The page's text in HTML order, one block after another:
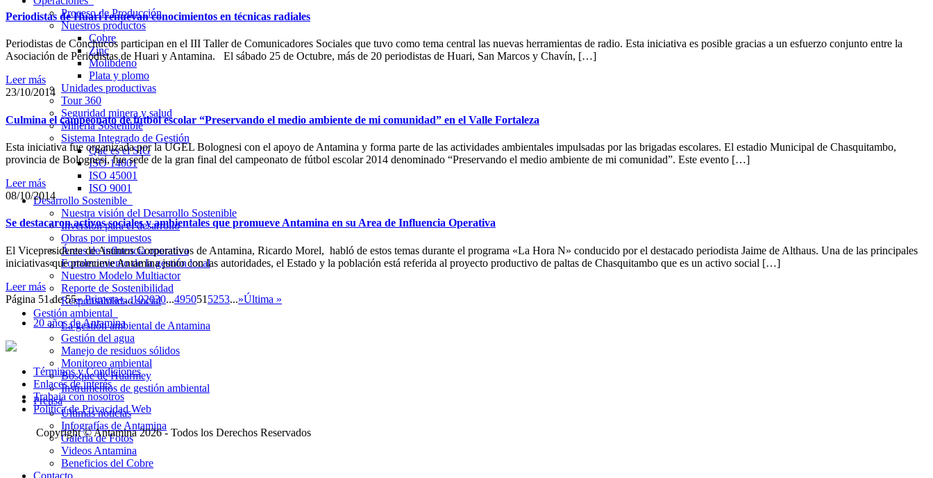
Proceso de Producción
Nuestros productos
Cobre
Zinc
Molibdeno
Plata y plomo
Unidades productivas
Tour 360
Seguridad minera y salud
Minería Sostenible
Sistema Integrado de Gestión
Qué es el SIG
ISO 14001
ISO 45001
ISO 9001
Desarrollo Sostenible
Nuestra visión del Desarrollo Sostenible
Inversión para el desarrollo
Obras por impuestos
Áreas de influencia operativa
Fortalecimiento de la gestión local
Nuestro Modelo Multiactor
Reporte de Sostenibilidad
Responsabilidad social
Gestión ambiental
La gestión ambiental de Antamina
Gestión del agua
Manejo de residuos sólidos
Monitoreo ambiental
Bosque de Huarmey
Instrumentos de gestión ambiental
Prensa
Últimas noticias
Infografías de Antamina
Galería de Fotos
Videos Antamina
Beneficios del Cobre
Contacto
Periodistas de Huari renuevan conocimientos en técnicas radiales
Periodistas de Conchucos participan en el III Taller de Comunicadores Sociales que tuvo como tema central las nuevas herramientas de radio. Esta iniciativa es posible gracias a un esfuerzo conjunto entre la
Asociación de Periodistas de Huari y Antamina. El sábado 25 de Octubre, más de 20 periodistas de Huari, San Marcos y Chavín, […]
Leer más
23/10/2014
Culmina el campeonato de fútbol escolar “Preservando el medio ambiente de mi comunidad” en el Valle Fortaleza
Esta iniciativa fue organizada por la UGEL Bolognesi con el apoyo de Antamina y forma parte de las actividades ambientales impulsadas por las brigadas escolares. El estadio Municipal de Chasquitambo,
provincia de Bolognesi, fue sede de la gran final del campeonato de fútbol escolar 2014 denominado “Preservando el medio ambiente de mi comunidad”. Este evento […]
Leer más
08/10/2014
Se destacaron activos sociales y ambientales que promueve Antamina en su Area de Influencia Operativa
El Vicepresidente de Asuntos Corporativos de Antamina, Ricardo Morel, habló de estos temas durante el programa «La Hora N» conducido por el destacado periodista Jaime de Althaus. Una de las principales
iniciativas que promueve Antamina junto con las autoridades, el Estado y la población está referida al proyecto productivo de paltas de Chasquitambo que es un activo social […]
Leer más
Página 51 de 55« Primera«...102030...495051 5253...»Última »
20 años de Antamina
Términos y Condiciones
Enlaces de interés
Trabaja con nosotros
Política de Privacidad Web
Copyright © Antamina 2026 - Todos los Derechos Reservados